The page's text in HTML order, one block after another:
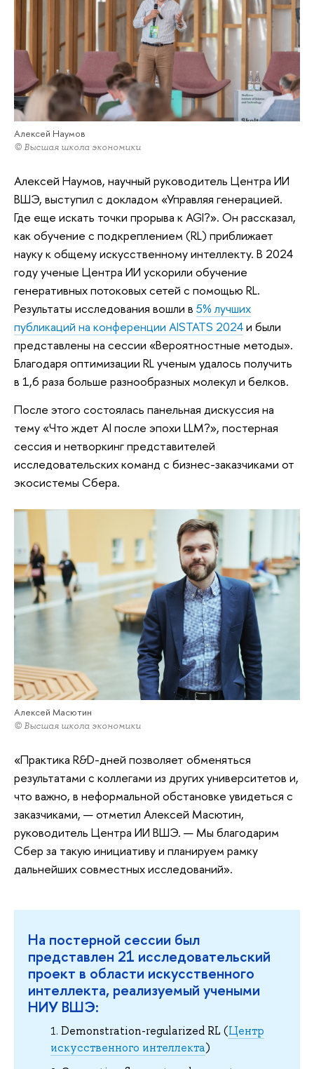
Алексей Наумов
© Высшая школа экономики
Алексей Наумов, научный руководитель Центра ИИ
ВШЭ, выступил с докладом «Управляя генерацией.
Где еще искать точки прорыва к AGI?». Он рассказал,
как обучение с подкреплением (RL) приближает
науку к общему искусственному интеллекту. В 2024
году ученые Центра ИИ ускорили обучение
генеративных потоковых сетей с помощью RL.
Результаты исследования вошли в 5% лучших
публикаций на конференции AISTATS 2024и были
представлены на сессии «Вероятностные методы».
Благодаря оптимизации RL ученым удалось получить
в 1,6 раза больше разнообразных молекул и белков.
После этого состоялась панельная дискуссия на
тему «Что ждет AI после эпохи LLM?», постерная
сессия и нетворкинг представителей
исследовательских команд с бизнес-заказчиками от
экосистемы Сбера.
Алексей Масютин
© Высшая школа экономики
«Практика R&D-дней позволяет обменяться
результатами с коллегами из других университетов и,
что важно, в неформальной обстановке увидеться с
заказчиками, — отметил Алексей Масютин,
руководитель Центра ИИ ВШЭ. — Мы благодарим
Сбер за такую инициативу и планируем рамку
дальнейших совместных исследований».
На постерной сессии был
представлен 21 исследовательский
проект в области искусственного
интеллекта, реализуемый учеными
НИУ ВШЭ:
Demonstration-regularized RL (Центр
искусственного интеллекта)